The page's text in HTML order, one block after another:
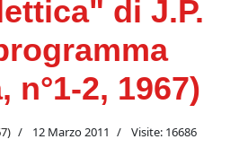
di J.P.
n°1-2, 1967)
12 Marzo 2011 Visite: 16686